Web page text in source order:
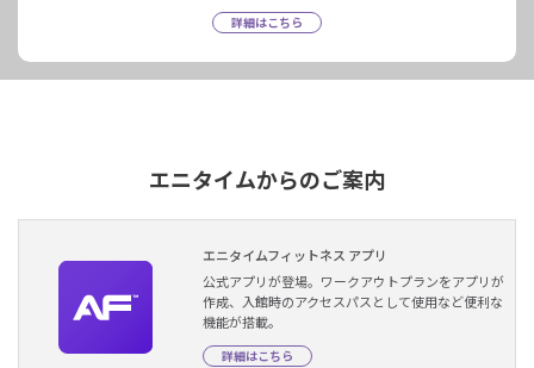
詳細はこちら
エニタイムからのご案内
エニタイムフィットネス アプリ
公式アプリが登場。ワークアウトプランをアプリが
作成、入館時のアクセスパスとして使用など便利な
機能が搭載。
詳細はこちら